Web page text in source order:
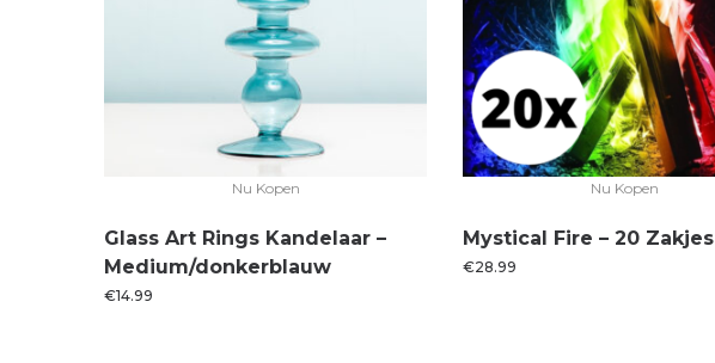
Nu Kopen
Glass Art Rings Kandelaar –
Medium/donkerblauw
€14.99
Nu Kopen
Mystical Fire – 20 Zakjes
€28.99